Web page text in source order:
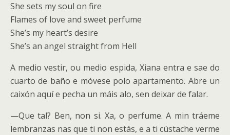
She sets my soul on fire
Flames of love and sweet perfume
She’s my heart’s desire
She’s an angel straight from Hell
A medio vestir, ou medio espida, Xiana entra e sae do
cuarto de baño e móvese polo apartamento. Abre un
caixón aquí e pecha un máis alo, sen deixar de falar.
—Que tal? Ben, non si. Xa, o perfume. A min tráeme
lembranzas nas que ti non estás, e a ti cústache verme